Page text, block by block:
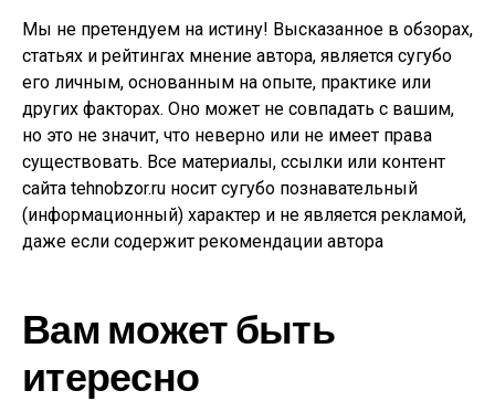
Мы не претендуем на истину! Высказанное в обзорах,
статьях и рейтингах мнение автора, является сугубо
его личным, основанным на опыте, практике или
других факторах. Оно может не совпадать с вашим,
но это не значит, что неверно или не имеет права
существовать. Все материалы, ссылки или контент
сайта tehnobzor.ru носит сугубо познавательный
(информационный) характер и не является рекламой,
даже если содержит рекомендации автора
Вам может быть
итересно